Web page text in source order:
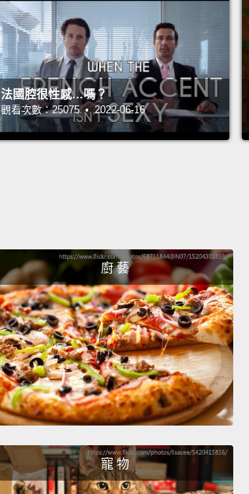
法國腔很性感…嗎？
觀看次數：25075 • 2022-06-16
廚 藝
寵 物